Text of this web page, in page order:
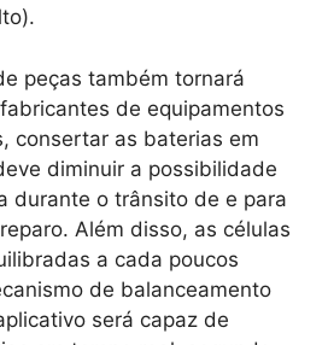
peças também tornará
de equipamentos
consertar as baterias em
diminuir a possibilidade
durante o trânsito de e para
Além disso, as células
a cada poucos
de balanceamento
será capaz de